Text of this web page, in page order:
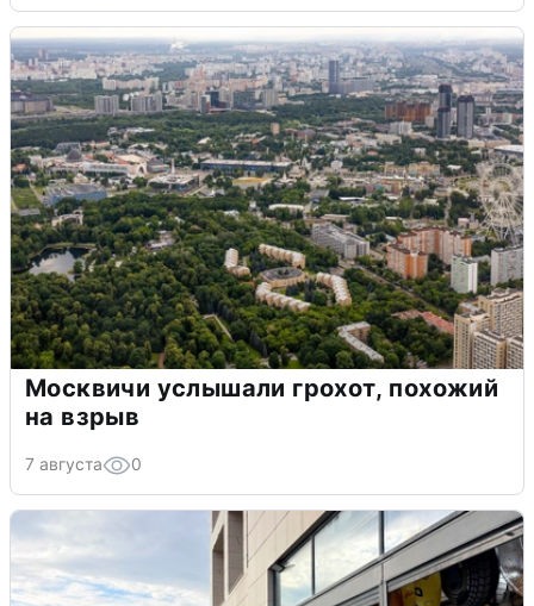
Москвичи услышали грохот, похожий
на взрыв
7 августа 0